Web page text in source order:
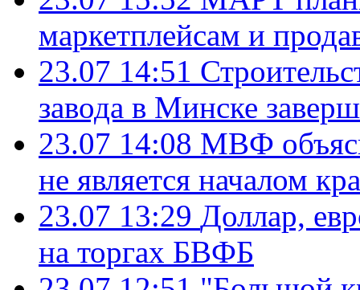
маркетплейсам и
23.07 14:51
завода в Минске
23.07 14:08 МВФ
не является началом
23.07 13:29 Доллар,
на торгах БВФБ